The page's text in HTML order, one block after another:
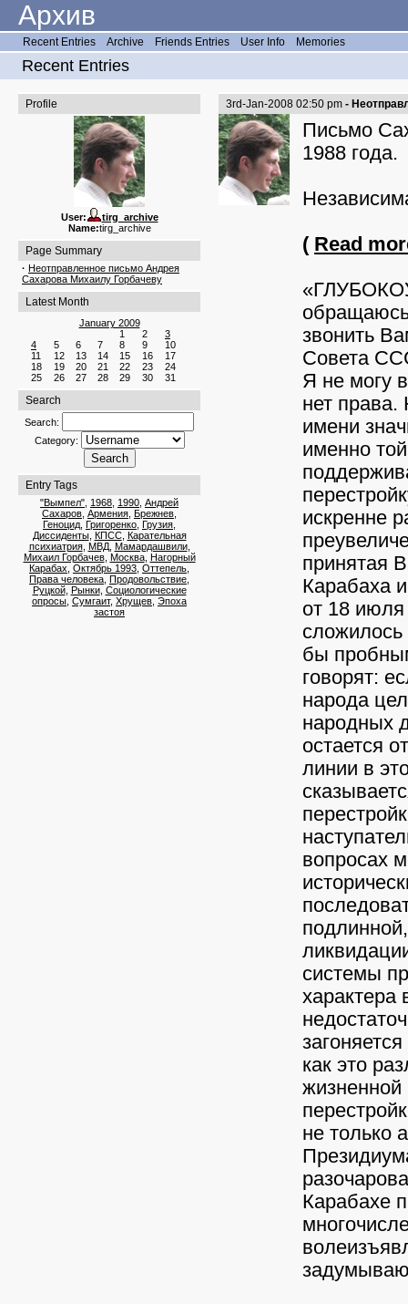
Архив
Recent Entries Archive Friends Entries User Info Memories
Recent Entries
Profile
User:
tirg_archive
Name:tirg_archive
Page Summary
· Неотправленное письмо Андрея
Сахарова Михаилу Горбачеву
Latest Month
January 2009
1
2
3
4
5 6 7 8 9
10
11
12 13 14 15 16
17
18
19 20 21 22 23
24
25
26 27 28 29 30 31
Search
Search:
Category:
Entry Tags
"Вымпел" 1968 1990 Андрей
Сахаров Армения Брежнев
Геноцид Григоренко Грузия
Диссиденты, КПСС, Карательная
психиатрия, МВД, Мамардашвили,
Михаил Горбачев, Москва, Нагорный
Карабах Октябрь 1993 Оттепель
Права человека Продовольствие
Руцкой, Рынки, Социологические
опросы Сумгаит, Хрущев Эпоха
застоя
3rd-Jan-2008 02:50 pm -
Письмо
1988 года.
( Read
звонить
Совета
Я не могу
нет права.
имени
именно
искренне
принятая
Карабаха
от 18
сложилось
бы
говорят:
народа
народных
остается
линии в
вопросах
системы
характера
как это
жизненной
не только
Карабахе